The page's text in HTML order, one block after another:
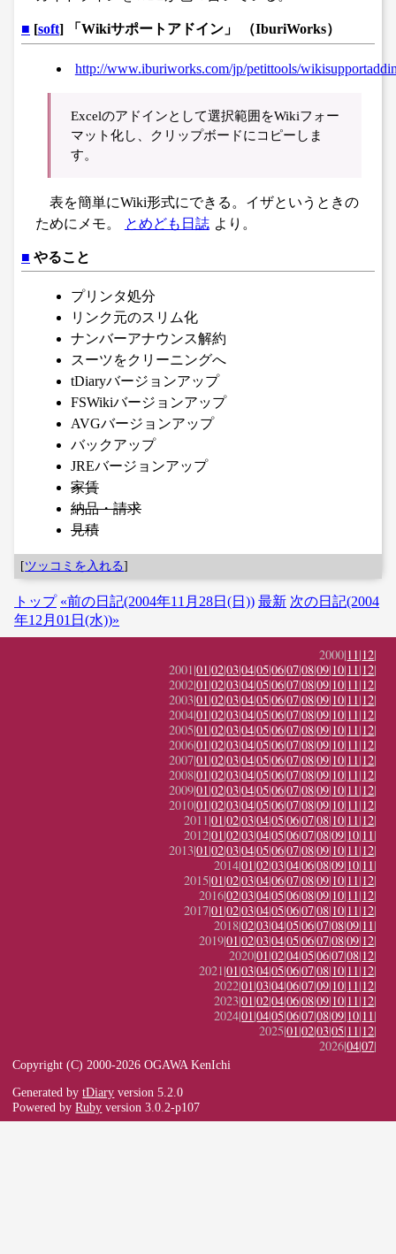
■ [soft] 「Wikiサポートアドイン」 （IburiWorks）
http://www.iburiworks.com/jp/petittools/
Excelのアドインとして選択範囲をWikiフォー
マット化し、クリップボードにコピーしま
す。
表を簡単にWiki形式にできる。イザというときの
ためにメモ。
とめども日誌 より。
■ やること
プリンタ処分
リンク元のスリム化
ナンバーアナウンス解約
スーツをクリーニングへ
tDiaryバージョンアップ
FSWikiバージョンアップ
AVGバージョンアップ
バックアップ
JREバージョンアップ
家賃
納品・請求
見積
[ツッコミを入れる]
トップ «前の日記(2004年11月28日(日)) 最新 次の日記(2004
年12月01日(水))»
2000|11|12|
2001|01|02|03|04|05|06|07|08|09|10|11|12|
2002|01|02|03|04|05|06|07|08|09|10|11|12|
2003|01|02|03|04|05|06|07|08|09|10|11|12|
2004|01|02|03|04|05|06|07|08|09|10|11|12|
2005|01|02|03|04|05|06|07|08|09|10|11|12|
2006|01|02|03|04|05|06|07|08|09|10|11|12|
2007|01|02|03|04|05|06|07|08|09|10|11|12|
2008|01|02|03|04|05|06|07|08|09|10|11|12|
2009|01|02|03|04|05|06|07|08|09|10|11|12|
2010|01|02|03|04|05|06|07|08|09|10|11|12|
2011|01|02|03|04|05|06|07|08|10|11|12|
2012|01|02|03|04|05|06|07|08|09|10|11|
2013|01|02|03|04|05|06|07|08|09|10|11|12|
2014|01|02|03|04|06|08|09|10|11|
2015|01|02|03|04|06|07|08|09|10|11|12|
2016|02|03|04|05|06|08|09|10|11|12|
2017|01|02|03|04|05|06|07|08|10|11|12|
2018|02|03|04|05|06|07|08|09|11|
2019|01|02|03|04|05|06|07|08|09|12|
2020|01|02|04|05|06|07|08|12|
2021|01|03|04|05|06|07|08|10|11|12|
2022|01|03|04|06|07|09|10|11|12|
2023|01|02|04|06|08|09|10|11|12|
2024|01|04|05|06|07|08|09|10|11|
2025|01|02|03|05|11|12|
2026|04|07|
Copyright (C) 2000-2026 OGAWA KenIchi
Generated bytDiary version 5.2.0
Powered byRuby version 3.0.2-p107